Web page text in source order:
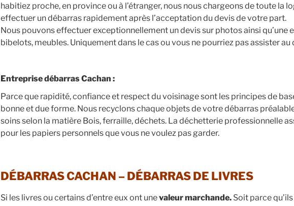
habitiez proche, en province ou à l’étranger, nous nous chargeons de toute la
effectuer un débarras rapidement après l’acceptation du devis de votre part.
Nous pouvons effectuer exceptionnellement un devis sur photos ainsi qu’une
bibelots, meubles. Uniquement dans le cas ou vous ne pourriez pas assister au
Entreprise débarras Cachan :
Parce que rapidité, confiance et respect du voisinage sont les principes de
bonne et due forme. Nous recyclons chaque objets de votre débarras
soins selon la matière Bois, ferraille, déchets. La déchetterie professionnelle
pour les papiers personnels que vous ne voulez pas garder.
DÉBARRAS CACHAN – DÉBARRAS DE LIVRES
Si les livres ou certains d’entre eux ont unevaleur marchande. Soit parce